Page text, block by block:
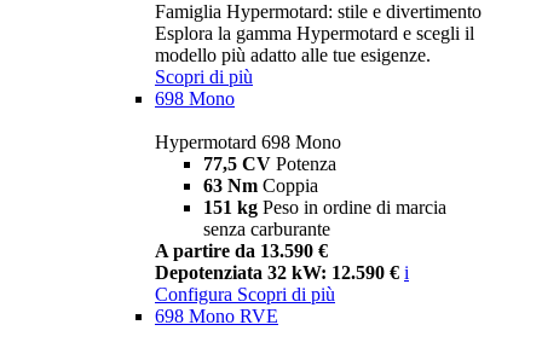
Famiglia Hypermotard: stile e divertimento
Esplora la gamma Hypermotard e scegli il
modello più adatto alle tue esigenze.
Scopri di più
698 Mono
Hypermotard 698 Mono
77,5 CV Potenza
63 Nm Coppia
151 kg Peso in ordine di marcia
senza carburante
A partire da 13.590 €
Depotenziata 32 kW: 12.590 € i
Configura Scopri di più
698 Mono RVE